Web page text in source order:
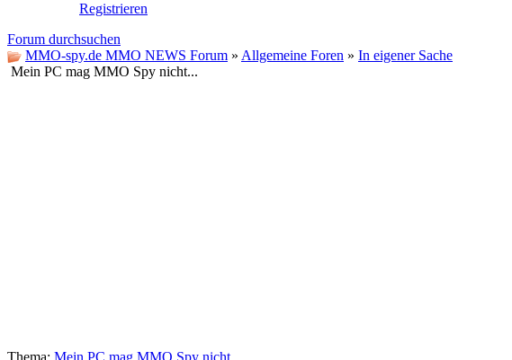
Registrieren
Forum durchsuchen
MMO-spy.de MMO NEWS Forum » Allgemeine Foren » In eigener Sache
Mein PC mag MMO Spy nicht...
Thema: Mein PC mag MMO Spy nicht...